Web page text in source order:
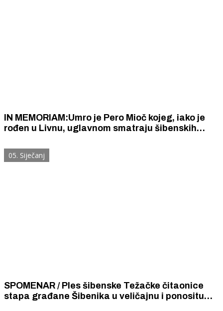
IN MEMORIAM:Umro je Pero Mioč kojeg, iako je
rođen u Livnu, uglavnom smatraju šibenskih
05. Siječanj
SPOMENAR / Ples šibenske Težačke čitaonice
stapa građane Šibenika u veličajnu i ponositu